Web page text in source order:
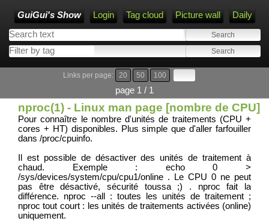
GuiGui's Show Login Tag cloud Picture wall Daily
Links per page: 20 50 100
page 1 / 1
nproc(1) - Linux man page [nombre de CPU]
Pour connaître le nombre d'unités de traitements (CPU +
cores + HT) disponibles. Plus simple que d'aller farfouiller
dans /proc/cpuinfo.
Il est possible de désactiver des unités de traitement à
chaud. Exemple : echo 0 >
/sys/devices/system/cpu/cpu1/online . Le CPU 0 ne peut
pas être désactivé, sécurité toussa ;) . nproc fait la
différence. nproc --all : toutes les unités de traitement ;
nproc tout court : les unités de traitements activées (online)
uniquement.